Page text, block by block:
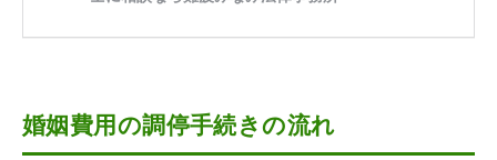
婚姻費用の調停手続きの流れ